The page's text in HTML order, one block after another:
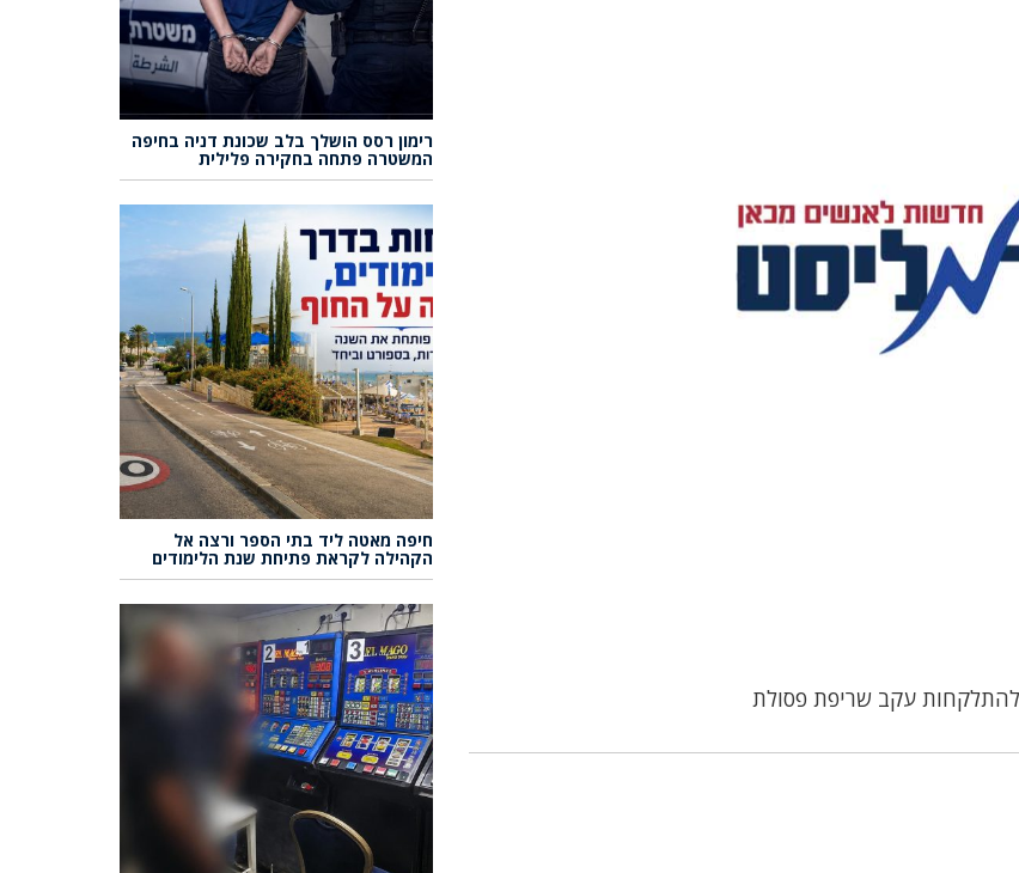
עקב שריפת פסולת
רימון רסס הושלך בלב שכונת דניה בחיפה
המשטרה פתחה בחקירה פלילית
חיפה מאטה ליד בתי הספר ורצה אל
הקהילה לקראת פתיחת שנת הלימודים